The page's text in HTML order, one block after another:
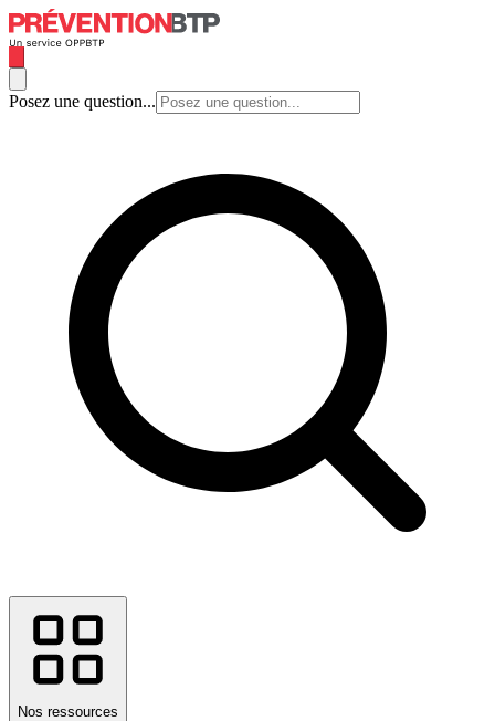
Posez une question...
Nos ressources